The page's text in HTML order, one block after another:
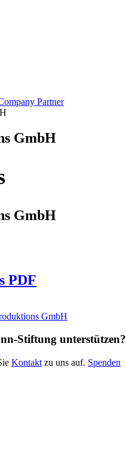
Partner
GmbH
GmbH
PDF
Stiftung unterstützen?
Kontakt zu uns auf. Spenden